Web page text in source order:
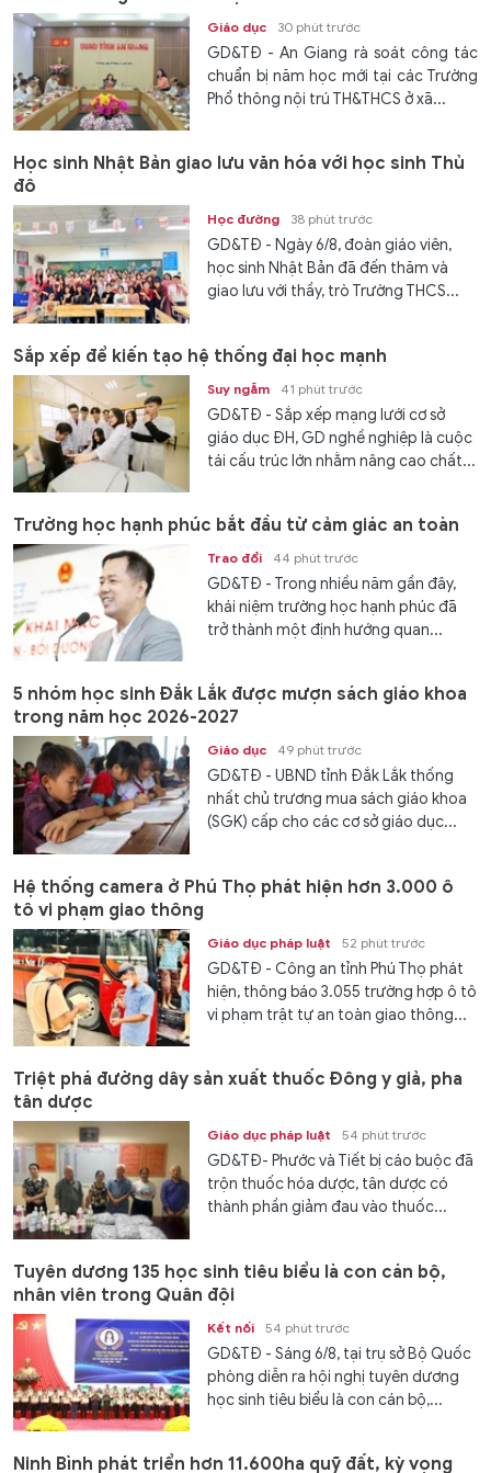
Giáo dục 30 phút trước
GD&TĐ - An Giang rà soát công tác
chuẩn bị năm học mới tại các Trường
Phổ thông nội trú TH&THCS ở xã...
Học sinh Nhật Bản giao lưu văn hóa với học sinh Thủ
đô
Học đường 38 phút trước
GD&TĐ - Ngày 6/8, đoàn giáo viên,
học sinh Nhật Bản đã đến thăm và
giao lưu với thầy, trò Trường THCS...
Sắp xếp để kiến tạo hệ thống đại học mạnh
Suy ngẫm 41 phút trước
GD&TĐ - Sắp xếp mạng lưới cơ sở
giáo dục ĐH, GD nghề nghiệp là cuộc
tái cấu trúc lớn nhằm nâng cao chất...
Trường học hạnh phúc bắt đầu từ cảm giác an toàn
Trao đổi 44 phút trước
GD&TĐ - Trong nhiều năm gần đây,
khái niệm trường học hạnh phúc đã
trở thành một định hướng quan...
5 nhóm học sinh Đắk Lắk được mượn sách giáo khoa
trong năm học 2026-2027
Giáo dục 49 phút trước
GD&TĐ - UBND tỉnh Đắk Lắk thống
nhất chủ trương mua sách giáo khoa
(SGK) cấp cho các cơ sở giáo dục...
Hệ thống camera ở Phú Thọ phát hiện hơn 3.000 ô
tô vi phạm giao thông
Giáo dục pháp luật 52 phút trước
GD&TĐ - Công an tỉnh Phú Thọ phát
hiện, thông báo 3.055 trường hợp ô tô
vi phạm trật tự an toàn giao thông...
Triệt phá đường dây sản xuất thuốc Đông y giả, pha
tân dược
Giáo dục pháp luật 54 phút trước
GD&TĐ- Phước và Tiết bị cáo buộc đã
trộn thuốc hóa dược, tân dược có
thành phần giảm đau vào thuốc...
Tuyên dương 135 học sinh tiêu biểu là con cán bộ,
nhân viên trong Quân đội
Kết nối 54 phút trước
GD&TĐ - Sáng 6/8, tại trụ sở Bộ Quốc
phòng diễn ra hội nghị tuyên dương
học sinh tiêu biểu là con cán bộ,...
Ninh Bình phát triển hơn 11.600ha quỹ đất, kỳ vọng